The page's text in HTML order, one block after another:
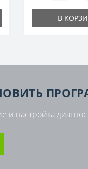
В
и настройка